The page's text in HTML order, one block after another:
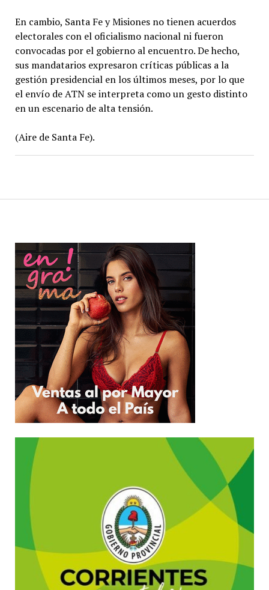
En cambio, Santa Fe y Misiones no tienen acuerdos
electorales con el oficialismo nacional ni fueron
convocadas por el gobierno al encuentro. De hecho,
sus mandatarios expresaron críticas públicas a la
gestión presidencial en los últimos meses, por lo que
el envío de ATN se interpreta como un gesto distinto
en un escenario de alta tensión.
(Aire de Santa Fe).